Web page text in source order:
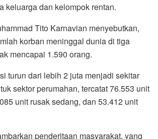
keluarga dan kelompok rentan.
Tito Karnavian menyebutkan,
korban meninggal dunia di tiga
mencapai 1.590 orang.
turun dari lebih 2 juta menjadi sekitar
sektor perumahan, tercatat 76.553 unit
unit rusak sedang, dan 53.412 unit
penderitaan masyarakat, yang